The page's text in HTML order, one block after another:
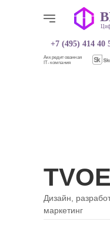
+7 (495) 414 40
Аккредитованная
IT-компания
+7 (495) 414
Дизайн,
маркетинг